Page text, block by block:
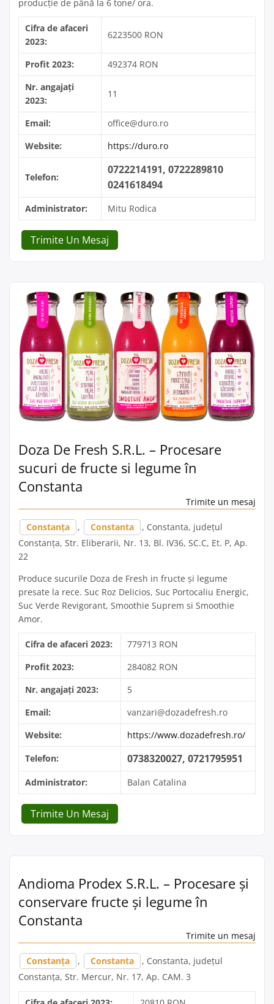
producție de până la 6 tone/ ora.
Cifra de afaceri
2023:
6223500 RON
Profit 2023:
492374 RON
Nr. angajați
2023:
11
Email:
office@duro.ro
Website:
https://duro.ro
Telefon:
0722214191, 0722289810
0241618494
Administrator: Mitu Rodica
Trimite Un Mesaj
Doza De Fresh S.R.L. – Procesare
sucuri de fructe si legume în
Constanta
Trimite un mesaj
Constanța , Constanta
, Constanta, județul
Constanța, Str. Eliberarii, Nr. 13, Bl. IV36, SC.C, Et. P, Ap.
22
Produce sucurile Doza de Fresh in fructe și legume
presate la rece. Suc Roz Delicios, Suc Portocaliu Energic,
Suc Verde Revigorant, Smoothie Suprem si Smoothie
Amor.
Cifra de afaceri 2023:
779713 RON
Profit 2023:
284082 RON
Nr. angajați 2023:
5
Email:
vanzari@dozadefresh.ro
Website:
https://www.dozadefresh.ro/
Telefon:
0738320027, 0721795951
Administrator: Balan Catalina
Trimite Un Mesaj
Andioma Prodex S.R.L. – Procesare și
conservare fructe și legume în
Constanta
Trimite un mesaj
Constanța , Constanta
, Constanta, județul
Constanța, Str. Mercur, Nr. 17, Ap. CAM. 3